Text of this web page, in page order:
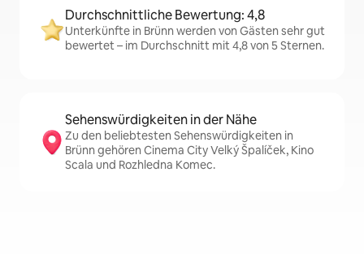
Durchschnittliche Bewertung: 4,8
Unterkünfte in Brünn werden von Gästen sehr gut
bewertet – im Durchschnitt mit 4,8 von 5 Sternen.
Sehenswürdigkeiten in der Nähe
Zu den beliebtesten Sehenswürdigkeiten in
Brünn gehören Cinema City Velký Špalíček, Kino
Scala und Rozhledna Komec.